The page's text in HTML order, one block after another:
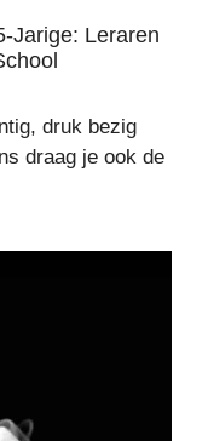
Jarige: Leraren
druk bezig
draag je ook de